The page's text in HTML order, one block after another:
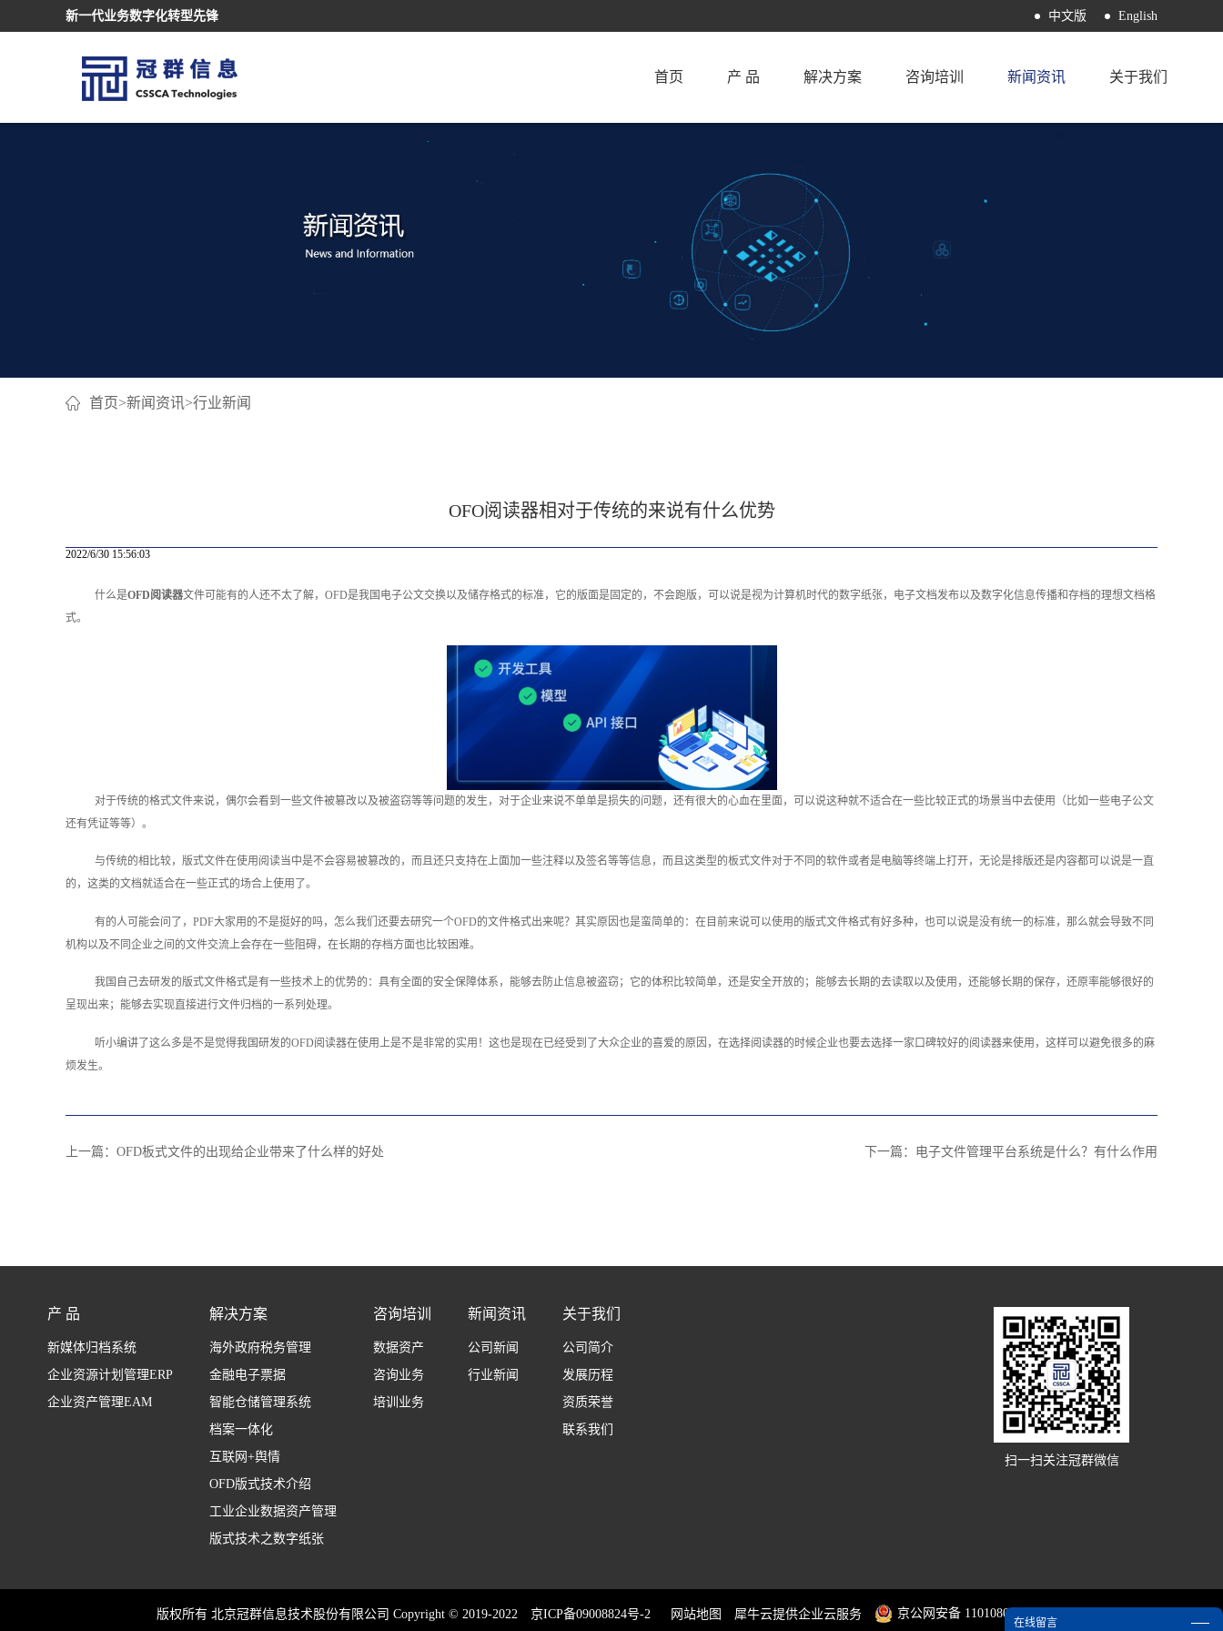
新一代业务数字化转型先锋 中文版 English
首页 产 品 解决方案 咨询培训 新闻资讯 关于我们
首页>新闻资讯>行业新闻
OFO阅读器相对于传统的来说有什么优势
2022/6/30 15:56:03
什么是OFD阅读器文件可能有的人还不太了解，OFD是我国电子公文交换以及储存格式的标准，它的版面是固定的，不会跑版，可以说是视为计算机时代的数字纸张，电子文档发布以及数字化信息传播和存档的理想文档格
式。
对于传统的格式文件来说，偶尔会看到一些文件被篡改以及被盗窃等等问题的发生，对于企业来说不单单是损失的问题，还有很大的心血在里面，可以说这种就不适合在一些比较正式的场景当中去使用（比如一些电子公文
还有凭证等等）。
与传统的相比较，版式文件在使用阅读当中是不会容易被篡改的，而且还只支持在上面加一些注释以及签名等等信息，而且这类型的板式文件对于不同的软件或者是电脑等终端上打开，无论是排版还是内容都可以说是一直
的，这类的文档就适合在一些正式的场合上使用了。
有的人可能会问了，PDF大家用的不是挺好的吗，怎么我们还要去研究一个OFD的文件格式出来呢？其实原因也是蛮简单的：在目前来说可以使用的版式文件格式有好多种，也可以说是没有统一的标准，那么就会导致不同
机构以及不同企业之间的文件交流上会存在一些阻碍，在长期的存档方面也比较困难。
我国自己去研发的版式文件格式是有一些技术上的优势的：具有全面的安全保障体系，能够去防止信息被盗窃；它的体积比较简单，还是安全开放的；能够去长期的去读取以及使用，还能够长期的保存，还原率能够很好的
呈现出来；能够去实现直接进行文件归档的一系列处理。
听小编讲了这么多是不是觉得我国研发的OFD阅读器在使用上是不是非常的实用！这也是现在已经受到了大众企业的喜爱的原因，在选择阅读器的时候企业也要去选择一家口碑较好的阅读器来使用，这样可以避免很多的麻
烦发生。
上一篇： OFD板式文件的出现给企业带来了什么样的好处 下一篇： 电子文件管理平台系统是什么？有什么作用
产 品
新媒体归档系统
企业资源计划管理ERP
企业资产管理EAM
解决方案
海外政府税务管理
金融电子票据
智能仓储管理系统
档案一体化
互联网+舆情
OFD版式技术介绍
工业企业数据资产管理
版式技术之数字纸张
咨询培训
数据资产
咨询业务
培训业务
新闻资讯
公司新闻
行业新闻
关于我们
公司简介
发展历程
资质荣誉
联系我们
扫一扫关注冠群微信
版权所有 北京冠群信息技术股份有限公司 Copyright © 2019-2022 京ICP备09008824号-2 网站地图 犀牛云提供企业云服务 京公网安备 11010802030957号
在线留言